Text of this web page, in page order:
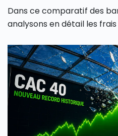
Dans ce comparatif des
analysons en détail les
d’investissement, les
afin de vous aider à
plus adaptée à votre profil.